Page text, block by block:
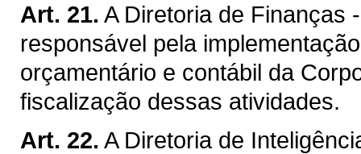
Art. 21. A Diretoria de Finanças
responsável pela
orçamentário e contábil da
fiscalização dessas atividades.
Art. 22. A Diretoria de